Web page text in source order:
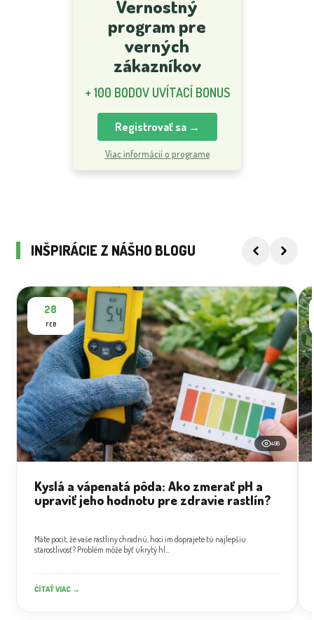
Vernostný
program pre
verných
zákazníkov
+ 100 BODOV UVÍTACÍ BONUS
Registrovať sa →
Viac informácií o programe
INŠPIRÁCIE Z NÁŠHO BLOGU
28
FEB
496
Kyslá a vápenatá pôda: Ako zmerať pH a
upraviť jeho hodnotu pre zdravie rastlín?
Máte pocit, že vaše rastliny chradnú, hoci im doprajete tú najlepšiu
starostlivosť? Problém môže byť ukrytý hl...
ČÍTAŤ VIAC →